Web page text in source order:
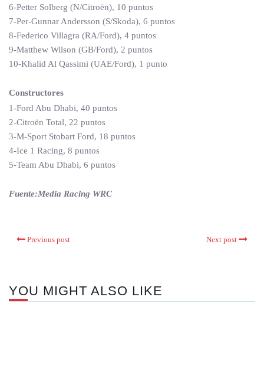
6-Petter Solberg (N/Citroën), 10 puntos
7-Per-Gunnar Andersson (S/Skoda), 6 puntos
8-Federico Villagra (RA/Ford), 4 puntos
9-Matthew Wilson (GB/Ford), 2 puntos
10-Khalid Al Qassimi (UAE/Ford), 1 punto
Constructores
1-Ford Abu Dhabi, 40 puntos
2-Citroën Total, 22 puntos
3-M-Sport Stobart Ford, 18 puntos
4-Ice 1 Racing, 8 puntos
5-Team Abu Dhabi, 6 puntos
Fuente:Media Racing WRC
Previous post Next post
YOU MIGHT ALSO LIKE